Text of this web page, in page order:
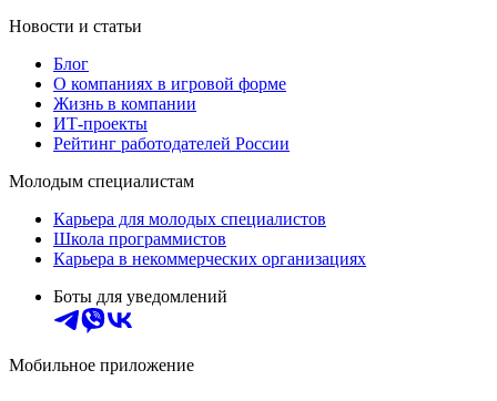
Новости и статьи
Блог
О компаниях в игровой форме
Жизнь в компании
ИТ-проекты
Рейтинг работодателей России
Молодым специалистам
Карьера для молодых специалистов
Школа программистов
Карьера в некоммерческих организациях
Боты для уведомлений
Мобильное приложение